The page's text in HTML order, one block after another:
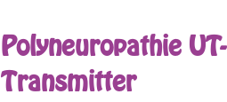
Polyneuropathie UT-
Transmitter